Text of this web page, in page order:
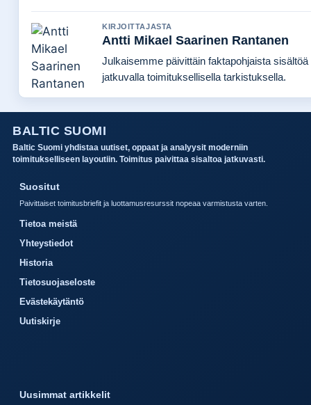
KIRJOITTAJASTA
Antti Mikael Saarinen Rantanen
Julkaisemme päivittäin faktapohjaista sisältöä
jatkuvalla toimituksellisella tarkistuksella.
BALTIC SUOMI
Baltic Suomi yhdistaa uutiset, oppaat ja analyysit moderniin
toimitukselliseen layoutiin. Toimitus paivittaa sisaltoa jatkuvasti.
Suositut
Paivittaiset toimitusbriefit ja luottamusresurssit nopeaa varmistusta varten.
Tietoa meistä
Yhteystiedot
Historia
Tietosuojaseloste
Evästekäytäntö
Uutiskirje
Uusimmat artikkelit